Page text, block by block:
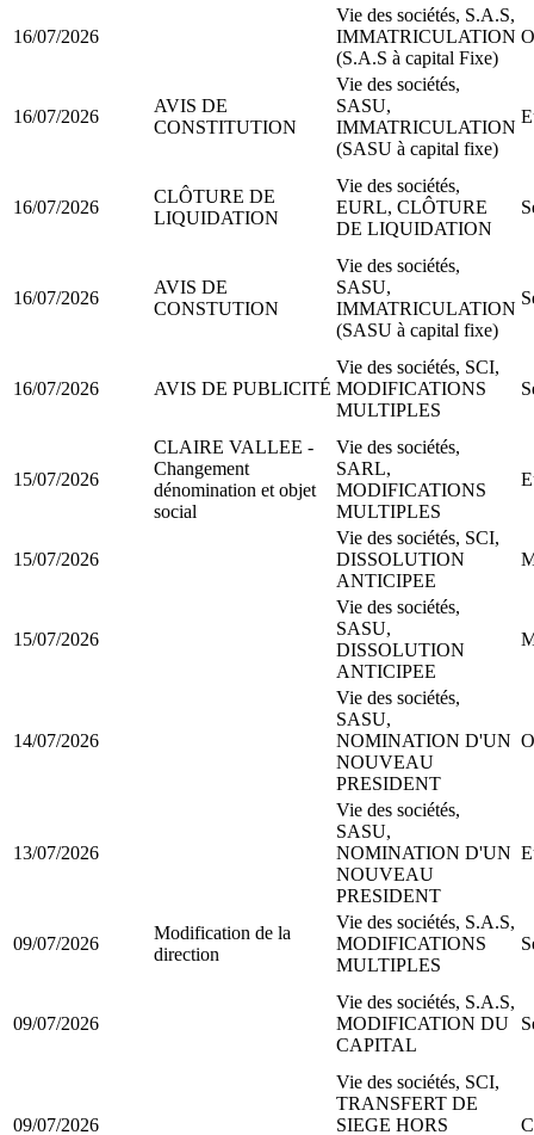
16/07/2026
Vie des sociétés, S.A.S,
IMMATRICULATION
(S.A.S à capital Fixe)
16/07/2026
AVIS DE
CONSTITUTION
Vie des sociétés,
SASU,
IMMATRICULATION
(SASU à capital fixe)
16/07/2026
CLÔTURE DE
LIQUIDATION
Vie des sociétés,
EURL, CLÔTURE
DE LIQUIDATION
16/07/2026
AVIS DE
CONSTUTION
Vie des sociétés,
SASU,
IMMATRICULATION
(SASU à capital fixe)
16/07/2026 AVIS DE PUBLICITÉ
Vie des sociétés, SCI,
MODIFICATIONS
MULTIPLES
15/07/2026
CLAIRE VALLEE -
Changement
dénomination et objet
social
Vie des sociétés,
SARL,
MODIFICATIONS
MULTIPLES
15/07/2026
Vie des sociétés, SCI,
DISSOLUTION
ANTICIPEE
15/07/2026
Vie des sociétés,
SASU,
DISSOLUTION
ANTICIPEE
14/07/2026
Vie des sociétés,
SASU,
NOMINATION D'UN
NOUVEAU
PRESIDENT
13/07/2026
Vie des sociétés,
SASU,
NOMINATION D'UN
NOUVEAU
PRESIDENT
09/07/2026
Modification de la
direction
Vie des sociétés, S.A.S,
MODIFICATIONS
MULTIPLES
09/07/2026
Vie des sociétés, S.A.S,
MODIFICATION DU
CAPITAL
09/07/2026
Vie des sociétés, SCI,
TRANSFERT DE
SIEGE HORS